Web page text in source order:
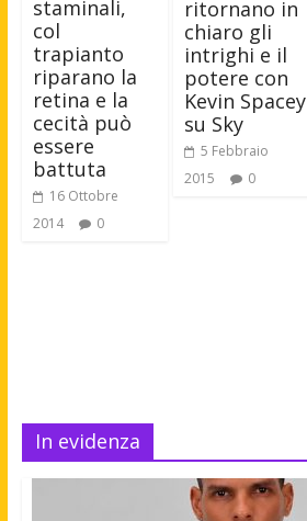
staminali,
col
trapianto
riparano la
retina e la
cecità può
essere
battuta
16 Ottobre
2014
0
ritornano in
chiaro gli
intrighi e il
potere con
Kevin Spacey
su Sky
5 Febbraio
2015
0
In evidenza